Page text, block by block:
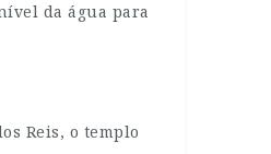
da água para
Reis, o templo